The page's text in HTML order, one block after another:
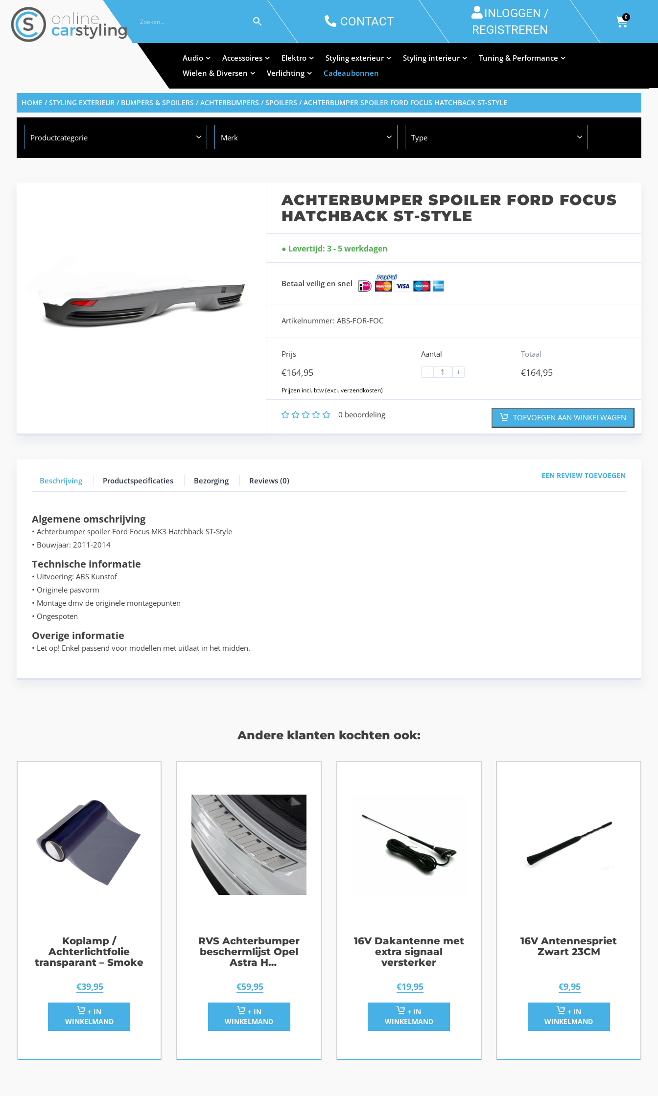
CONTACT
INLOGGEN /
REGISTREREN
0
Audio Accessoires Elektro Styling exterieur Styling interieur
Tuning & Performance
Wielen & Diversen
Verlichting Cadeaubonnen
HOME /STYLING EXTERIEUR/ BUMPERS & SPOILERS /ACHTERBUMPERS / SPOILERS / ACHTERBUMPER SPOILER FORD FOCUS HATCHBACK ST-STYLE
Productcategorie Merk Type
ACHTERBUMPER SPOILER FORD FOCUS
HATCHBACK ST-STYLE
Levertijd: 3 - 5 werkdagen
Betaal veilig en snel
Artikelnummer: ABS-FOR-FOC
Prijs
€164,95
Aantal
-
+
Totaal
€164,95
5
4
3
2 0 beoordeling TOEVOEGEN AAN WINKELWAGEN
Beschrijving Productspecificaties Bezorging Reviews (0)
EEN REVIEW TOEVOEGEN
Algemene omschrijving
• Achterbumper spoiler Ford Focus MK3 Hatchback ST-Style
• Bouwjaar: 2011-2014
Technische informatie
• Uitvoering: ABS Kunstof
• Originele pasvorm
• Montage dmv de originele montagepunten
• Ongespoten
Overige informatie
• Let op! Enkel passend voor modellen met uitlaat in het midden.
Andere klanten kochten ook:
Koplamp /
Achterlichtfolie
transparant – Smoke
€39,95
+ IN
WINKELMAND
RVS Achterbumper
beschermlijst Opel
Astra H
€59,95
+ IN
WINKELMAND
16V Dakantenne met
extra signaal
versterker
€19,95
+ IN
WINKELMAND
16V Antennespriet
Zwart 23CM
€9,95
+ IN
WINKELMAND